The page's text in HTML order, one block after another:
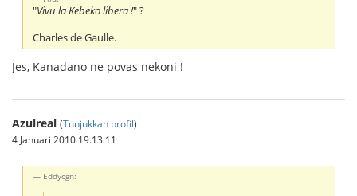
"Vivu la Kebeko libera !" ?
Charles de Gaulle.
Jes, Kanadano ne povas nekoni !
Azulreal (Tunjukkan profil)
4 Januari 2010 19.13.11
Eddycgn: